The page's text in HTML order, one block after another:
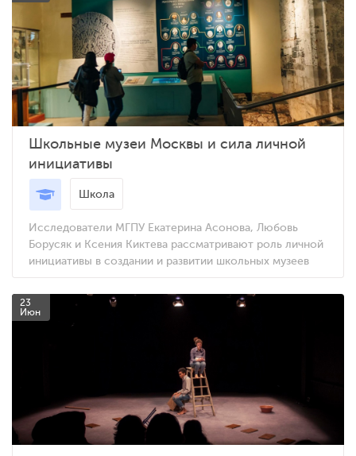
Школьные музеи Москвы и сила личной
инициативы
Школа
Исследователи МГПУ Екатерина Асонова, Любовь
Борусяк и Ксения Киктева рассматривают роль личной
инициативы в создании и развитии школьных музеев
23
Июн